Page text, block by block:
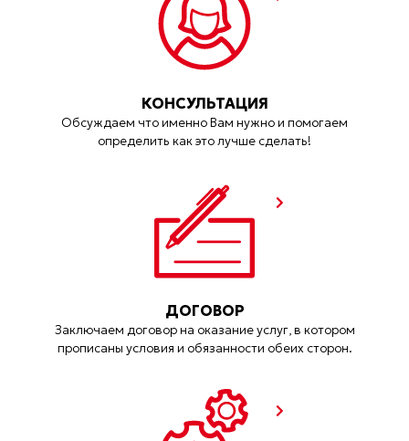
КОНСУЛЬТАЦИЯ
Обсуждаем что именно Вам нужно и помогаем
определить как это лучше сделать!
ДОГОВОР
Заключаем договор на оказание услуг, в котором
прописаны условия и обязанности обеих сторон.